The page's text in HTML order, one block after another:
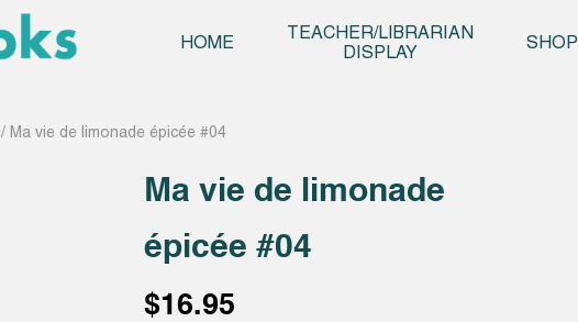
HOME
TEACHER/LIBRARIAN
DISPLAY
SHOP
/ Ma vie de limonade épicée #04
Ma vie de limonade
épicée #04
$16.95